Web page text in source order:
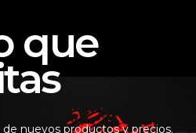
MAHLE OC306 BMW
que
nuevos productos y precios.